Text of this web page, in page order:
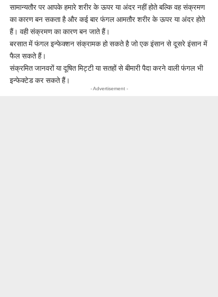
सामान्यतौर पर आपके हमारे शरीर के ऊपर या अंदर नहीं होते बल्कि वह संक्रमण
का कारण बन सकता है और कई बार फंगल आमतौर शरीर के ऊपर या अंदर होते
हैं। वही संक्रमण का कारण बन जाते हैं।
बरसात में फंगल इन्फेक्शन संक्रामक हो सकते है जो एक इंसान से दूसरे इंसान में
फैल सकते हैं।
संक्रमित जानवरों या दूषित मिट्टी या सतहों से बीमारी पैदा करने वाली फंगल भी
इन्फेक्टेड कर सकते हैं।
- Advertisement -